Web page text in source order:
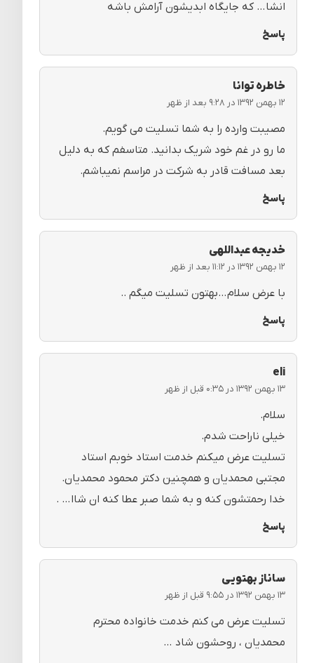
انشا… که جایگاه ابدیشون آرامش باشه
پاسخ
خاطره توانا
۱۲ بهمن ۱۳۹۲ در ۹:۲۸ بعد از ظهر
مصیبت وارده را به شما تسلیت می گویم.
ما رو در غم خود شریک بدانید. متاسفم که به دلیل
بعد مسافت قادر به شرکت در مراسم نمیباشم.
پاسخ
خدیجه عبداللهی
۱۲ بهمن ۱۳۹۲ در ۱۱:۱۲ بعد از ظهر
با عرض سلام…بهتون تسلیت میگم ..
پاسخ
eli
۱۳ بهمن ۱۳۹۲ در ۰:۳۵ قبل از ظهر
سلام.
خیلی ناراحت شدم.
تسلیت عرض میکنم خدمت استاد خوبم استاد
مجتبی محمدیان و همچنین دکتر محمود محمدیان.
خدا رحمتشون کنه و به شما صبر عطا کنه ان شاا… .
پاسخ
ساناز بهتویی
۱۳ بهمن ۱۳۹۲ در ۹:۵۵ قبل از ظهر
تسلیت عرض می کنم خدمت خانواده محترم
محمدیان ، روحشون شاد …